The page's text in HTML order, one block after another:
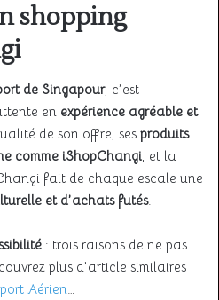
shopping
de Singapour, c’est
en expérience agréable et
de son offre, ses produits
comme iShopChangi, et la
fait de chaque escale une
et d’achats futés.
: trois raisons de ne pas
plus d’article similaires
Aérien…